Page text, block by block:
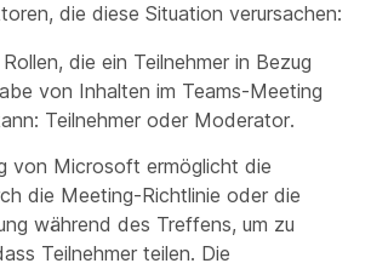
die diese Situation verursachen:
die ein Teilnehmer in Bezug
von Inhalten im Teams-Meeting
Teilnehmer oder Moderator.
von Microsoft ermöglicht die
die Meeting-Richtlinie oder die
während des Treffens, um zu
Teilnehmer teilen. Die